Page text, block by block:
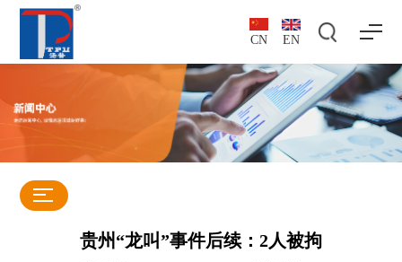
CN EN
贵州“龙叫”事件后续：2人被拘